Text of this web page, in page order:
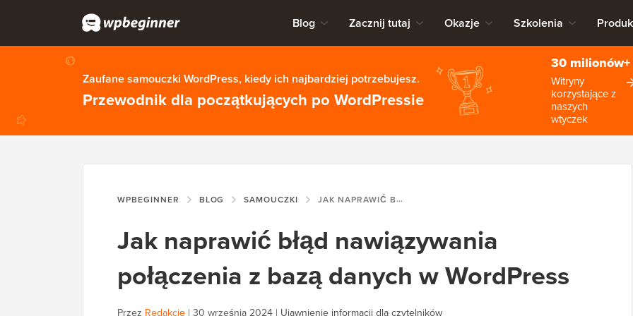
Blog Zacznij tutaj Okazje Szkolenia
Zaufane samouczki WordPress, kiedy ich najbardziej potrzebujesz.
Przewodnik dla początkujących po WordPressie
30 milionów+
Witryny
korzystające z
naszych
wtyczek
WPBEGINNER BLOG SAMOUCZKI JAK NAPRAWIĆ BŁĄD NAWIĄZYWANIA POŁĄCZENIA Z BAZĄ DANYCH W WORDPRESS
Jak naprawić błąd nawiązywania
połączenia z bazą danych w WordPress
Przez Redakcję | 30 września 2024 | Ujawnienie informacji dla czytelników